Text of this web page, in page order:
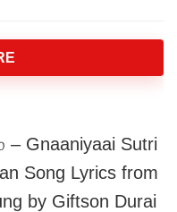
– Gnaaniyaai Sutri
Song Lyrics from
by Giftson Durai